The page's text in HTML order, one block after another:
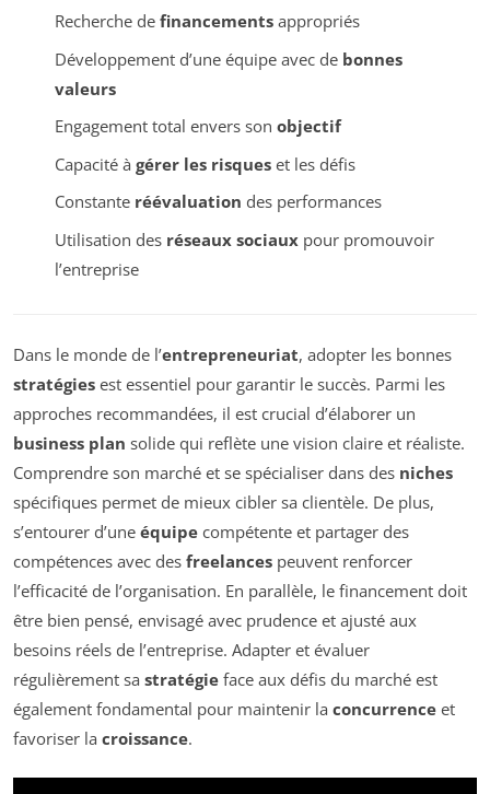
Recherche de financementsappropriés
Développement d’une équipe avec de bonnes
valeurs
Engagement total envers son objectif
Capacité à gérer les risqueset les défis
Constante réévaluation des performances
Utilisation des réseaux sociauxpour promouvoir
l’entreprise
Dans le monde de l’entrepreneuriat, adopter les bonnes
stratégies est essentiel pour garantir le succès. Parmi les
approches recommandées, il est crucial d’élaborer un
business plan solide qui reflète une vision claire et réaliste.
Comprendre son marché et se spécialiser dans des niches
spécifiques permet de mieux cibler sa clientèle. De plus,
s’entourer d’une équipe compétente et partager des
compétences avec des freelances peuvent renforcer
l’efficacité de l’organisation. En parallèle, le financement doit
être bien pensé, envisagé avec prudence et ajusté aux
besoins réels de l’entreprise. Adapter et évaluer
régulièrement sa stratégie face aux défis du marché est
également fondamental pour maintenir la concurrence et
favoriser la croissance.